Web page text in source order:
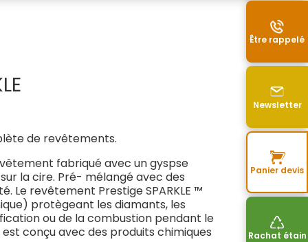
de revêtements.
fabriqué avec un gyspse
la cire. Pré- mélangé avec des
Le revêtement Prestige SPARKLE ™
protègeant les diamants, les
ou de la combustion pendant le
conçu avec des produits chimiques
Être rappelé
Newsletter
Panier devis
Rachat étain